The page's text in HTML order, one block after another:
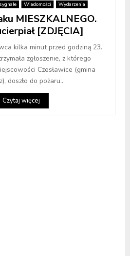
Wiadomości Wydarzenia
MIESZKALNEGO.
[ZDJĘCIA]
kilka minut przed godziną 23.
zgłoszenie, z którego
Czesławice (gmina
doszło do pożaru...
Czytaj więcej